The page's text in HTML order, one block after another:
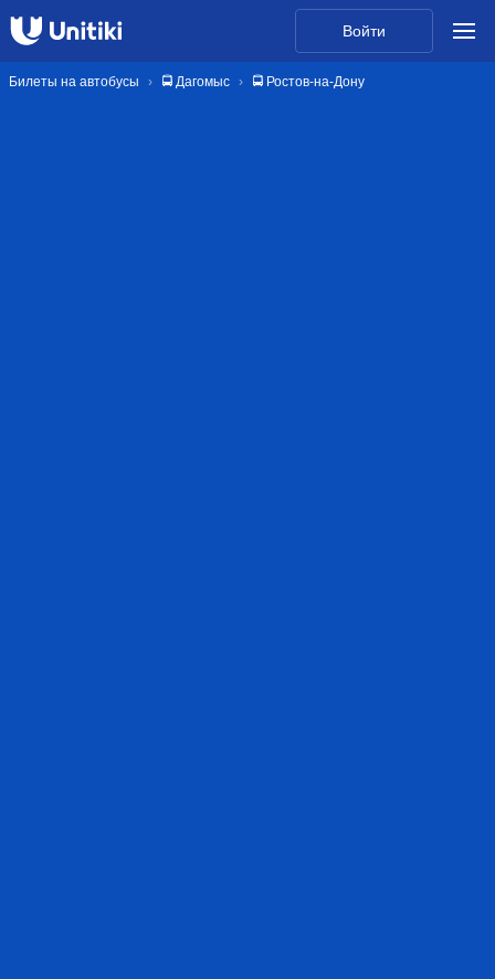
Войти
Билеты на автобусы 🚍 Дагомыс 🚍 Ростов-на-Дону